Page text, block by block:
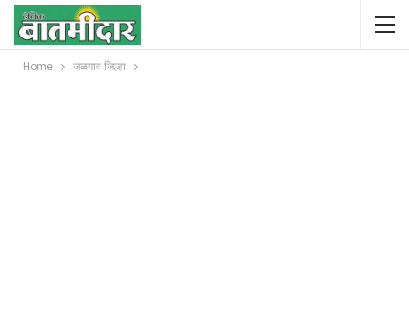
Home जळगाव जिल्हा